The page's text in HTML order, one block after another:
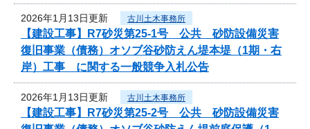
2026年1月13日更新 古川土木事務所
【建設工事】R7砂災第25-1号 公共 砂防設備災害
復旧事業（債務）オソブ谷砂防えん堤本堤（1期・右
岸）工事 に関する一般競争入札公告
2026年1月13日更新 古川土木事務所
【建設工事】R7砂災第25-2号 公共 砂防設備災害